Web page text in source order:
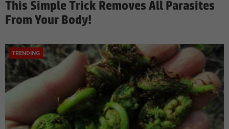
This Simple Trick Removes All Parasites
From Your Body!